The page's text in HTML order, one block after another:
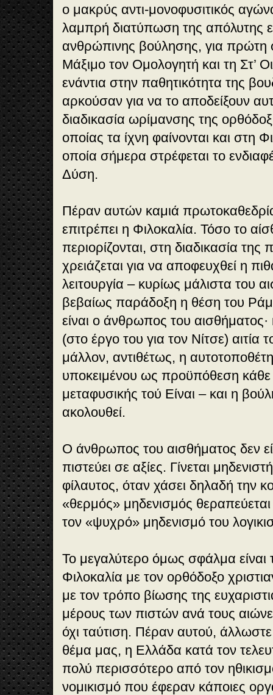
ο μακρύς αντι-μονοφυσιτικός
λαμπρή διατύπωση της απόλυτης
ανθρώπινης βούλησης, για πρώτη
Μάξιμο τον Ομολογητή και τη Στ’
ενάντια στην παθητικότητα της
αρκούσαν για να το αποδείξουν
διαδικασία ωρίμανσης της
οποίας τα ίχνη φαίνονται και στη
οποία σήμερα στρέφεται το
Δύση.
Πέραν αυτών καμιά
επιτρέπει η Φιλοκαλία. Τόσο το
περιορίζονται, στη διαδικασία
χρειάζεται για να αποφευχθεί η
λειτουργία – κυρίως μάλιστα του
βεβαίως παράδοξη η θέση του
είναι ο άνθρωπος του αισθήματος·
(στο έργο του για τον Νίτσε) αιτία
μάλλον, αντιθέτως, η
υποκειμένου ως προϋπόθεση κάθε
μεταφυσικής τού Είναι – και η
ακολουθεί.
Ο άνθρωπος του αισθήματος δεν
πιστεύει σε αξίες. Γίνεται
φίλαυτος, όταν χάσει δηλαδή την
«θερμός» μηδενισμός
τον «ψυχρό» μηδενισμό του
Το μεγαλύτερο όμως σφάλμα είναι
Φιλοκαλία με τον ορθόδοξο
με τον τρόπο βίωσης της
μέρους των πιστών ανά τους
όχι ταύτιση. Πέραν αυτού,
θέμα μας, η Ελλάδα κατά τον
πολύ περισσότερο από τον
νομικισμό που έφεραν κάποιες